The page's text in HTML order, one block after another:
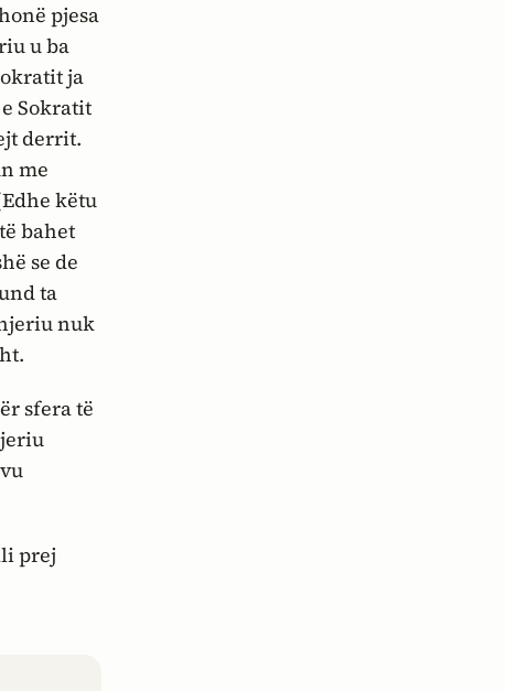
pjesa
u ba
ja
Sokratit
derrit.
me
këtu
bahet
se de
ta
nuk
sfera të
prej